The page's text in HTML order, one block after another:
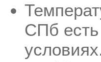
СПб